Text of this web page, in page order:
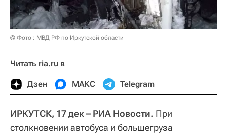
© Фото : МВД РФ по Иркутской области
Читать ria.ru в
Дзен МАКС Telegram
ИРКУТСК, 17 дек – РИА Новости. При
столкновении автобуса и большегруза